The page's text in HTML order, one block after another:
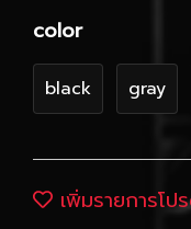
color
black gray
เพิ่มรายการโป